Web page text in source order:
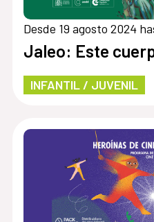
Desde 19 agosto 2024
Jaleo: Este
INFANTIL / JUVENIL